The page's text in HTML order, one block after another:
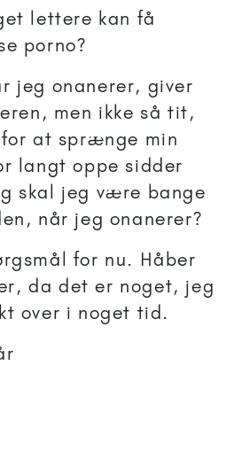
lettere kan få
porno?
jeg onanerer, giver
men ikke så tit,
at sprænge min
langt oppe sidder
skal jeg være bange
når jeg onanerer?
for nu. Håber
da det er noget, jeg
over i noget tid.